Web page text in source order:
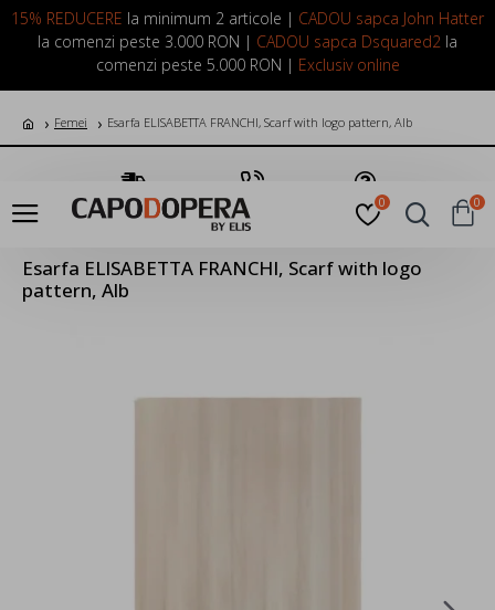
15% REDUCERE la minimum 2 articole | CADOU sapca John Hatter
la comenzi peste 3.000 RON | CADOU sapca Dsquared2 la
comenzi peste 5.000 RON | Exclusiv online
LOGIN INREGISTRARE
0 0
Femei Esarfa ELISABETTA FRANCHI, Scarf with logo pattern, Alb
Transport Gratuit Suna Acum Pune o Intrebare
Esarfa ELISABETTA FRANCHI, Scarf with logo
pattern, Alb